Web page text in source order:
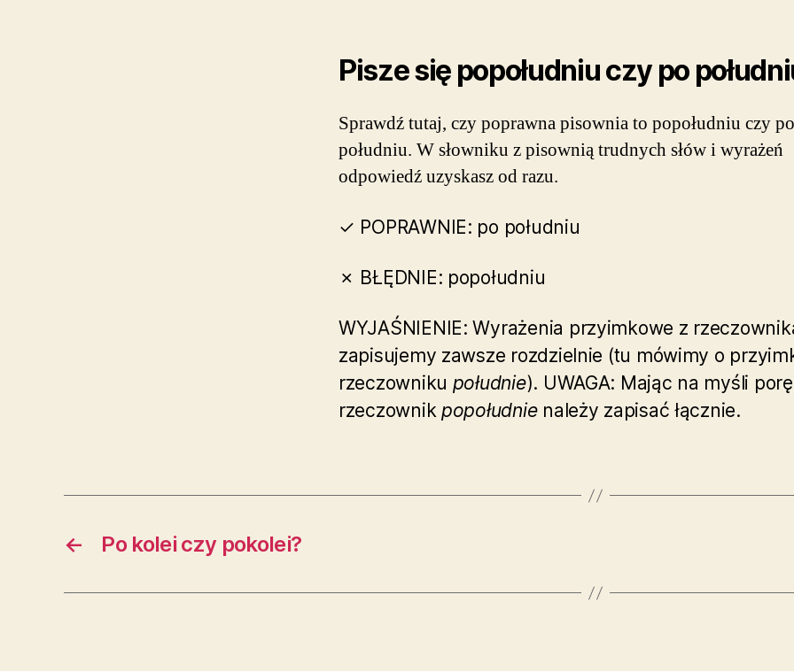
Pisze się popołudniu czy po
Sprawdź tutaj, czy poprawna pisownia to popołudniu czy po
południu. W słowniku z pisownią trudnych słów i wyrażeń
odpowiedź uzyskasz od razu.
✓ POPRAWNIE: po południu
✗ BŁĘDNIE: popołudniu
WYJAŚNIENIE: Wyrażenia przyimkowe z
zapisujemy zawsze rozdzielnie (tu mówimy o
rzeczowniku południe). UWAGA: Mając na myśli
rzeczownikpopołudnienależy zapisać łącznie.
← Po kolei czy pokolei?